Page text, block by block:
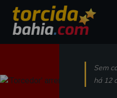
Sem
há 12